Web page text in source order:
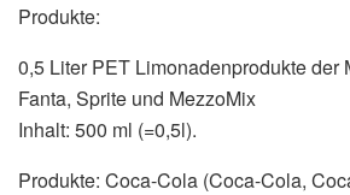
Produkte:
0,5 Liter PET Limonadenprodukte der
Fanta, Sprite und MezzoMix
Inhalt: 500 ml (=0,5l).
Produkte: Coca-Cola (Coca-Cola,